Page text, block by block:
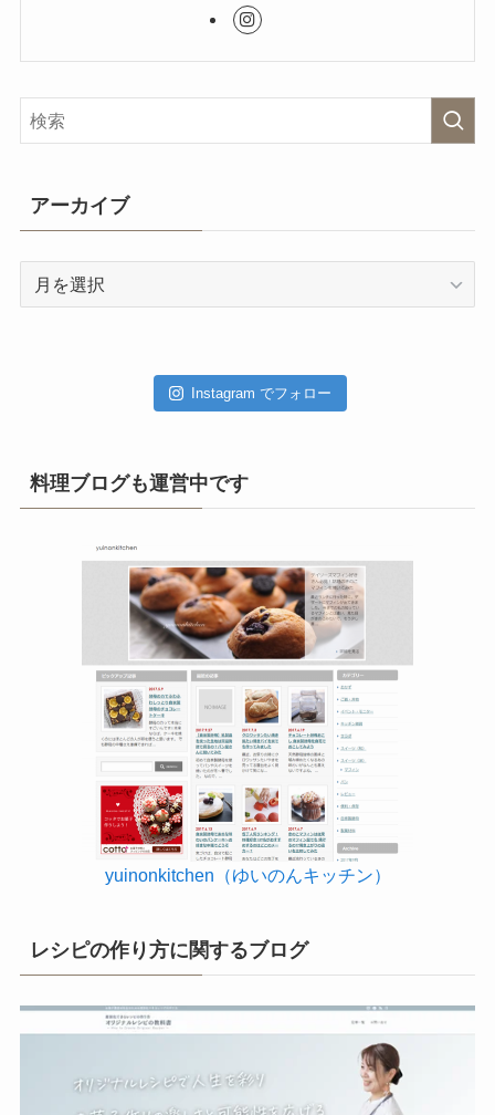
アーカイブ
Instagram でフォロー
料理ブログも運営中です
yuinonkitchen（ゆいのんキッチン）
レシピの作り方に関するブログ